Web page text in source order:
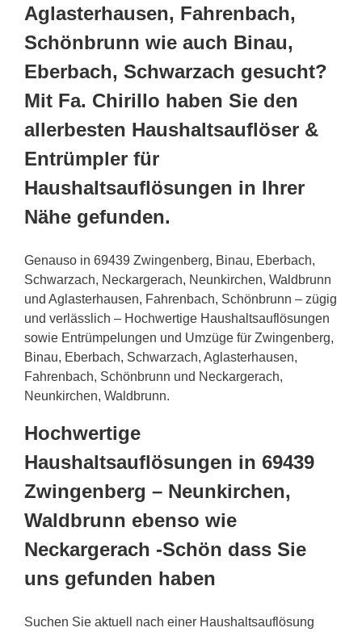
Aglasterhausen, Fahrenbach,
Schönbrunn wie auch Binau,
Eberbach, Schwarzach gesucht?
Mit Fa. Chirillo haben Sie den
allerbesten Haushaltsauflöser &
Entrümpler für
Haushaltsauflösungen in Ihrer
Nähe gefunden.
Genauso in 69439 Zwingenberg, Binau, Eberbach,
Schwarzach, Neckargerach, Neunkirchen, Waldbrunn
und Aglasterhausen, Fahrenbach, Schönbrunn – zügig
und verlässlich – Hochwertige Haushaltsauflösungen
sowie Entrümpelungen und Umzüge für Zwingenberg,
Binau, Eberbach, Schwarzach, Aglasterhausen,
Fahrenbach, Schönbrunn und Neckargerach,
Neunkirchen, Waldbrunn.
Hochwertige
Haushaltsauflösungen in 69439
Zwingenberg – Neunkirchen,
Waldbrunn ebenso wie
Neckargerach -Schön dass Sie
uns gefunden haben
Suchen Sie aktuell nach einer Haushaltsauflösung